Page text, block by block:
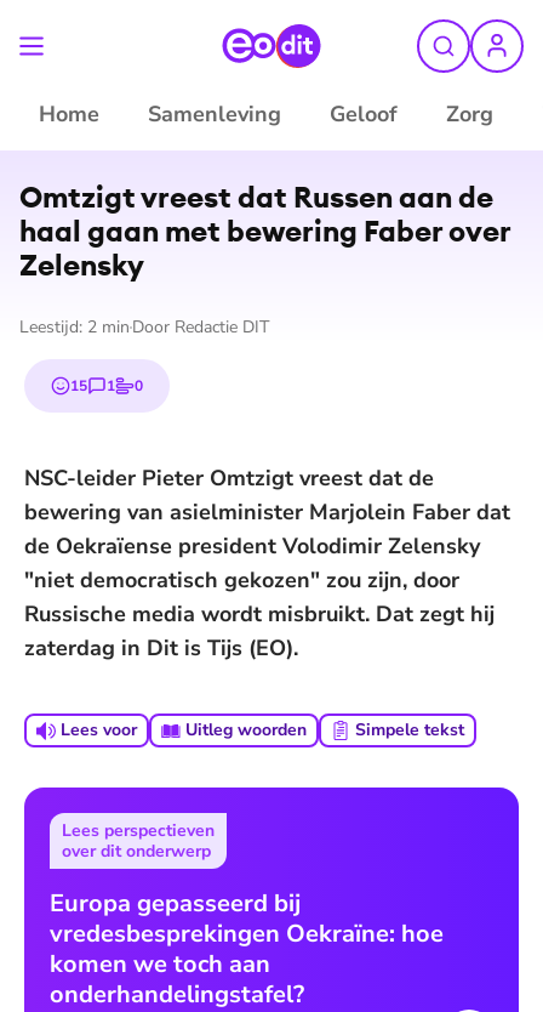
Home Samenleving Geloof Zorg
Omtzigt vreest dat Russen aan de
haal gaan met bewering Faber over
Zelensky
Leestijd: 2 min Door Redactie DIT
15
emojis1
reactie
0
stem
NSC-leider Pieter Omtzigt vreest dat de
bewering van asielminister Marjolein Faber dat
de Oekraïense president Volodimir Zelensky
"niet democratisch gekozen" zou zijn, door
Russische media wordt misbruikt. Dat zegt hij
zaterdag in Dit is Tijs (EO).
Lees voor Uitleg woorden Simpele tekst
Lees perspectieven
over dit onderwerp
Europa gepasseerd bij
vredesbesprekingen Oekraïne: hoe
komen we toch aan
onderhandelingstafel?